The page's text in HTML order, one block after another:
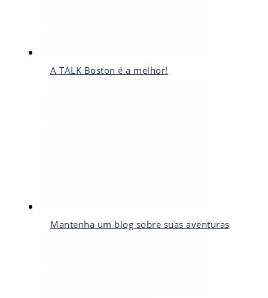
A TALK Boston é a melhor!
Mantenha um blog sobre suas aventuras